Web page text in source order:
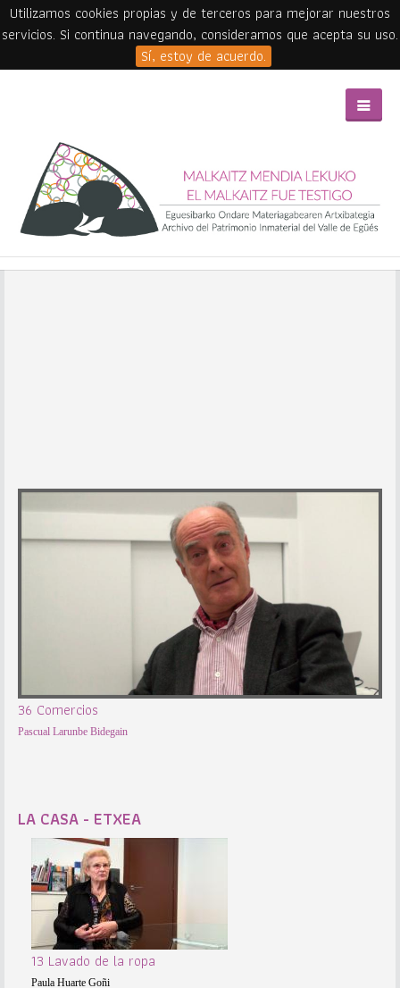
Utilizamos cookies propias y de terceros para mejorar nuestros
servicios. Si continua navegando, consideramos que acepta su uso.
Sí, estoy de acuerdo.
36 Comercios
Pascual Larunbe Bidegain
LA CASA - ETXEA
13 Lavado de la ropa
Paula Huarte Goñi